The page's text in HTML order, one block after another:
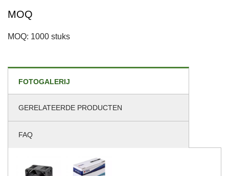
MOQ
MOQ: 1000 stuks
FOTOGALERIJ
GERELATEERDE PRODUCTEN
FAQ